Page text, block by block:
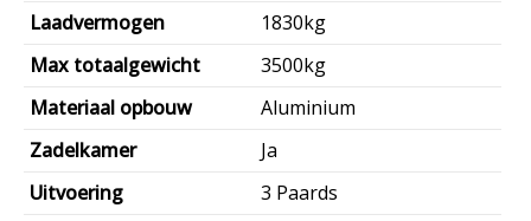
Laadvermogen
1830kg
Max totaalgewicht
3500kg
Materiaal opbouw
Aluminium
Zadelkamer
Ja
Uitvoering
3 Paards